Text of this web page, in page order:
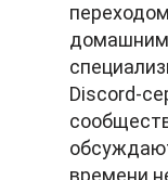
домашним
Discord-